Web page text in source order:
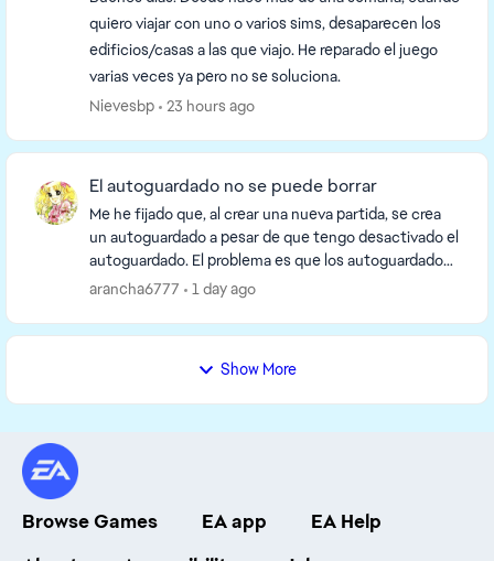
quiero viajar con uno o varios sims, desaparecen los
edificios/casas a las que viajo. He reparado el juego
varias veces ya pero no se soluciona.
Nievesbp
23 hours ago
El autoguardado no se puede borrar
Me he fijado que, al crear una nueva partida, se crea
un autoguardado a pesar de que tengo desactivado el
autoguardado. El problema es que los autoguardados
no se pueden borrar desde el menú principa...
arancha6777 1 day ago
Show More
Browse Games EA app
EA Help